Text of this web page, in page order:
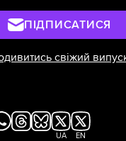
ПІДПИСАТИСЯ
свіжий
UA EN